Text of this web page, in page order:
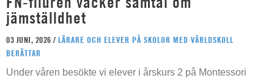
jämställdhet
03 JUNI, 2026 / LÄRARE OCH ELEVER PÅ SKOLOR MED VÄRLDSKOLL
BERÄTTAR
Under våren besökte vi elever i årskurs 2 på Montessori